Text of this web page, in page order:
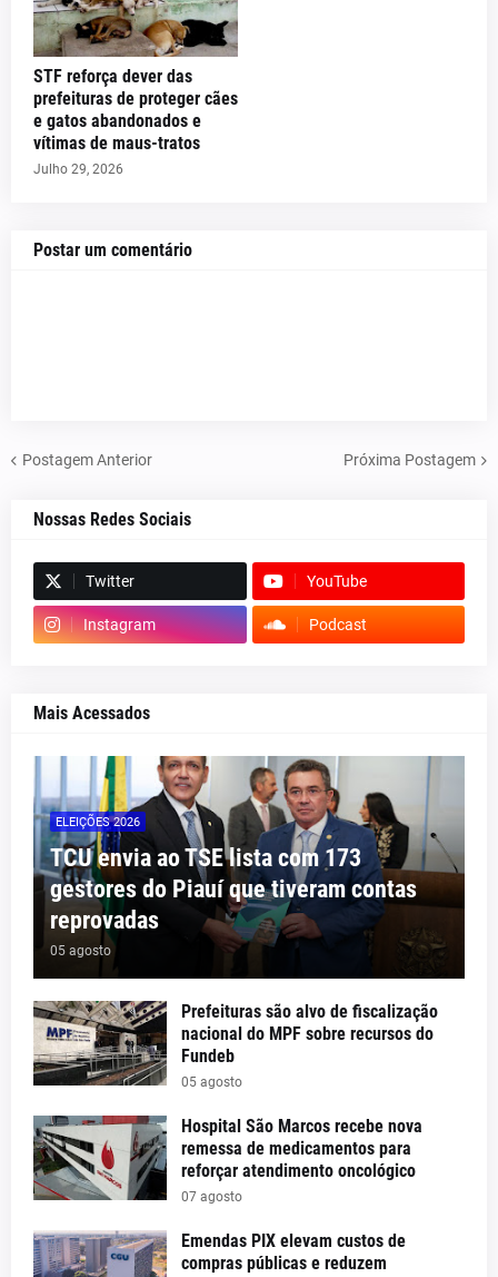
STF reforça dever das
prefeituras de proteger cães
e gatos abandonados e
vítimas de maus-tratos
Julho 29, 2026
Postar um comentário
Postagem Anterior Próxima Postagem
Nossas Redes Sociais
Twitter YouTube
Instagram Podcast
Mais Acessados
ELEIÇÕES 2026
TCU envia ao TSE lista com 173
gestores do Piauí que tiveram contas
reprovadas
05 agosto
Prefeituras são alvo de fiscalização
nacional do MPF sobre recursos do
Fundeb
05 agosto
Hospital São Marcos recebe nova
remessa de medicamentos para
reforçar atendimento oncológico
07 agosto
Emendas PIX elevam custos de
compras públicas e reduzem